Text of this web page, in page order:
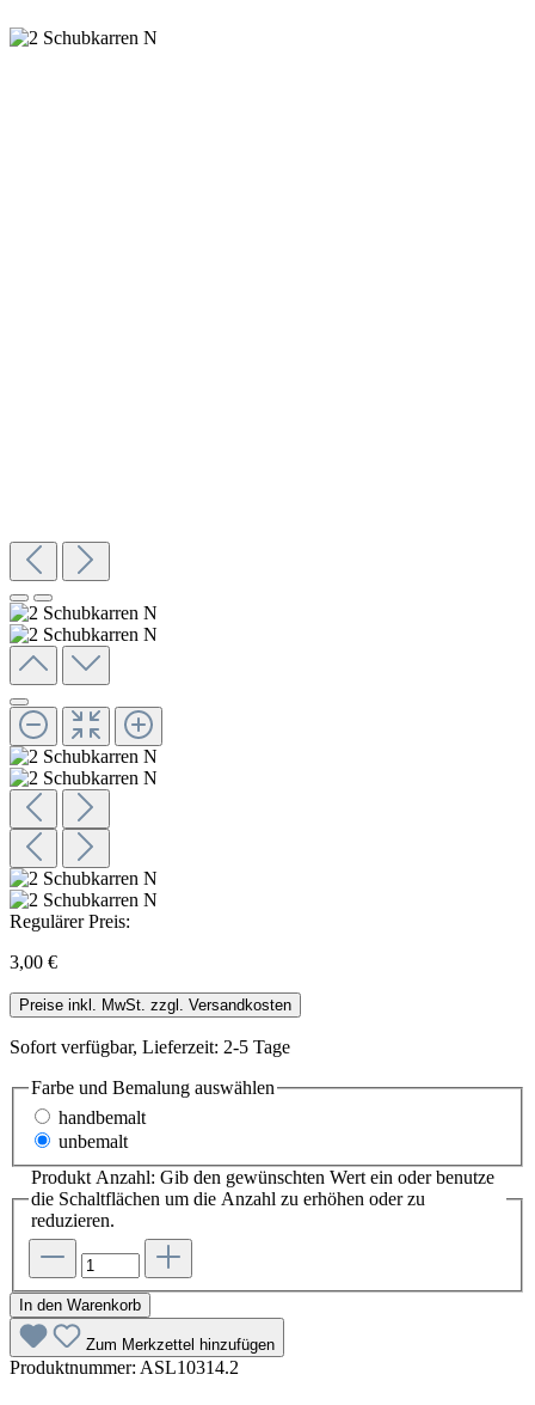
Regulärer Preis:
3,00 €
Preise inkl. MwSt. zzgl. Versandkosten
Sofort verfügbar, Lieferzeit: 2-5 Tage
Farbe und Bemalung auswählen
handbemalt
unbemalt
Produkt Anzahl: Gib den gewünschten Wert ein oder benutze
die Schaltflächen um die Anzahl zu erhöhen oder zu
reduzieren.
In den Warenkorb
Zum Merkzettel hinzufügen
Produktnummer: ASL10314.2